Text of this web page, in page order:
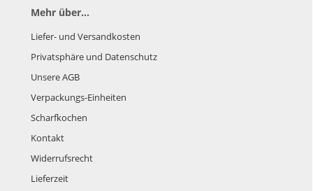
Mehr über...
Liefer- und Versandkosten
Privatsphäre und Datenschutz
Unsere AGB
Verpackungs-Einheiten
Scharfkochen
Kontakt
Widerrufsrecht
Lieferzeit